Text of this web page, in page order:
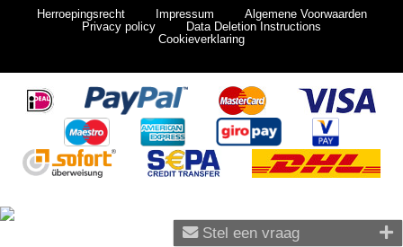
Stel een vraag
Herroepingsrecht
Impressum
Algemene Voorwaarden
Privacy policy
Data Deletion Instructions
Cookieverklaring